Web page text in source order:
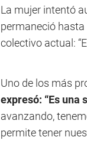
La mujer intentó
permaneció hasta
colectivo actual:
Uno de los más
expresó: “Es una
avanzando,
permite tener